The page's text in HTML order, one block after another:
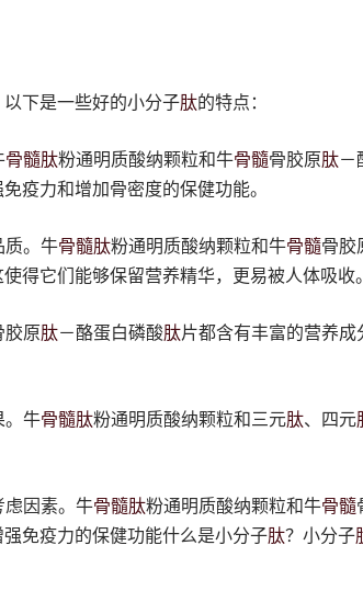
下是一些好的小分子肽的特点：
骨髓肽粉通明质酸纳颗粒和牛骨髓骨胶原肽－
疫力和增加骨密度的保健功能。
质。牛骨髓肽粉通明质酸纳颗粒和牛骨髓骨胶
得它们能够保留营养精华，更易被人体吸收。
胶原肽－酪蛋白磷酸肽片都含有丰富的营养成
。牛骨髓肽粉通明质酸纳颗粒和三元肽、四元
虑因素。牛骨髓肽粉通明质酸纳颗粒和牛骨髓
免疫力的保健功能什么是小分子肽？小分子